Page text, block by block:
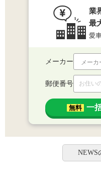
業
最
愛
メーカー
郵便番号
無料 一
NEWS